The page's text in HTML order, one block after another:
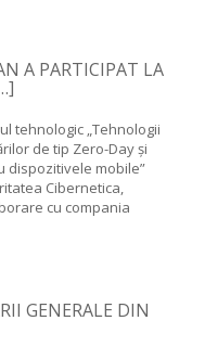
A PARTICIPAT LA
tehnologic „Tehnologii
de tip Zero-Day și
mobile”
Cibernetica,
cu compania
GENERALE DIN